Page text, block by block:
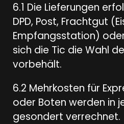
6.1 Die Lieferungen
DPD, Post, Frachtgut
Empfangsstation)
sich die Tic die Wahl
vorbehält.
6.2 Mehrkosten für
oder Boten werden in
gesondert verrechnet.